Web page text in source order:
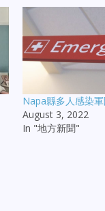
Napa縣多人感染
August 3, 2022
In "地方新聞"